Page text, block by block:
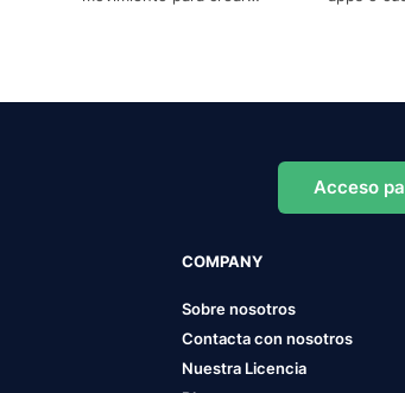
Acceso
COMPANY
Sobre nosotros
Contacta con nosotros
Nuestra Licencia